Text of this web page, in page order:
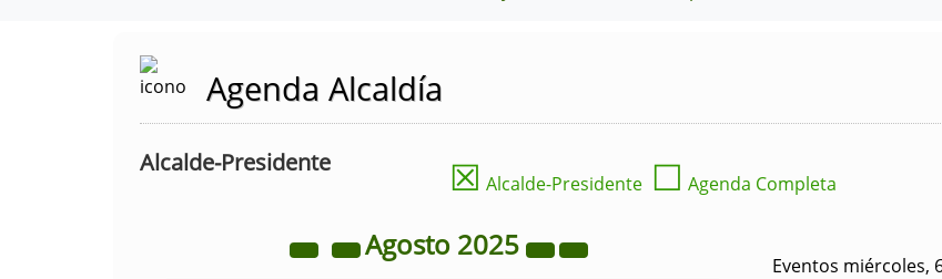
Agenda Alcaldía
Alcalde-Presidente ☒ Alcalde-Presidente ☐ Agenda Completa
Agosto 2025
Eventos miércoles,